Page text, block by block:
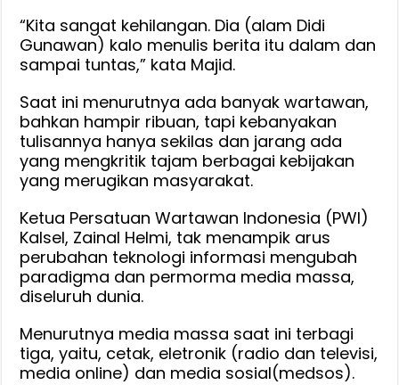
“Kita sangat kehilangan. Dia (alam Didi
Gunawan) kalo menulis berita itu dalam dan
sampai tuntas,” kata Majid.
Saat ini menurutnya ada banyak wartawan,
bahkan hampir ribuan, tapi kebanyakan
tulisannya hanya sekilas dan jarang ada
yang mengkritik tajam berbagai kebijakan
yang merugikan masyarakat.
Ketua Persatuan Wartawan Indonesia (PWI)
Kalsel, Zainal Helmi, tak menampik arus
perubahan teknologi informasi mengubah
paradigma dan permorma media massa,
diseluruh dunia.
Menurutnya media massa saat ini terbagi
tiga, yaitu, cetak, eletronik (radio dan televisi,
media online) dan media sosial(medsos).